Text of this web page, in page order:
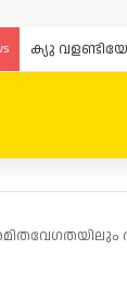
ക്യു